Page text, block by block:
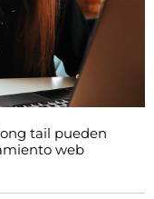
tail pueden
web